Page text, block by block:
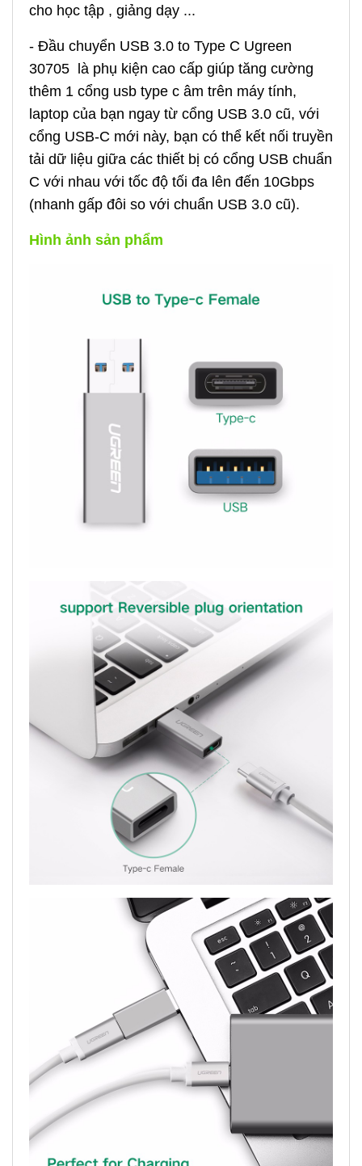
cho học tập , giảng dạy ...
- Đầu chuyển USB 3.0 to Type C Ugreen
30705 là phụ kiện cao cấp giúp tăng cường
thêm 1 cổng usb type c âm trên máy tính,
laptop của bạn ngay từ cổng USB 3.0 cũ, với
cổng USB-C mới này, bạn có thể kết nối truyền
tải dữ liệu giữa các thiết bị có cổng USB chuẩn
C với nhau với tốc độ tối đa lên đến 10Gbps
(nhanh gấp đôi so với chuẩn USB 3.0 cũ).
Hình ảnh sản phẩm